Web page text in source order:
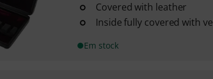
Covered with leather
Inside fully covered with
Em stock